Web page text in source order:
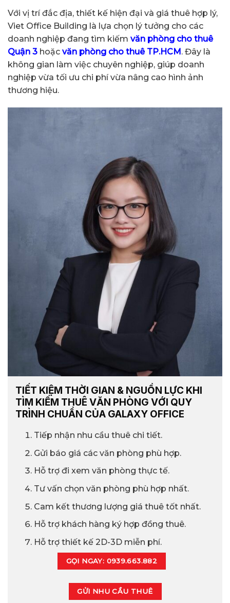
Với vị trí đắc địa, thiết kế hiện đại và giá thuê hợp lý,
Viet Office Building là lựa chọn lý tưởng cho các
doanh nghiệp đang tìm kiếm văn phòng cho thuê
Quận 3 hoặc văn phòng cho thuê TP.HCM . Đây là
không gian làm việc chuyên nghiệp, giúp doanh
nghiệp vừa tối ưu chi phí vừa nâng cao hình ảnh
thương hiệu.
TIẾT KIỆM THỜI GIAN & NGUỒN LỰC KHI
TÌM KIẾM THUÊ VĂN PHÒNG VỚI QUY
TRÌNH CHUẨN CỦA GALAXY OFFICE
Tiếp nhận nhu cầu thuê chi tiết.
Gửi báo giá các văn phòng phù hợp.
Hỗ trợ đi xem văn phòng thực tế.
Tư vấn chọn văn phòng phù hợp nhất.
Cam kết thương lượng giá thuê tốt nhất.
Hỗ trợ khách hàng ký hợp đồng thuê.
Hỗ trợ thiết kế 2D-3D miễn phí.
GỌI NGAY: 0939.663.882
GỬI NHU CẦU THUÊ